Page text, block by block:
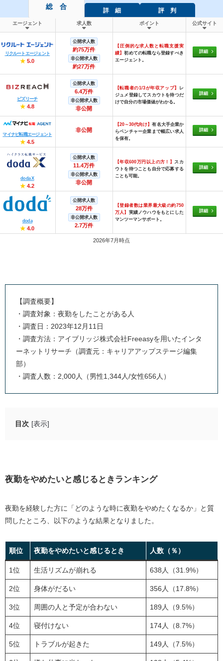
総 合 詳 細 評 判
エージェント 求人数 ポイント 公式サイト
リクルートエージェント
★ 5.0
公開求人数
約75万件
非公開求人数
約27万件
【圧倒的な求人数と転職支援実
績】初めての転職なら登録すべき
エージェント。
詳細
ビズリーチ
★ 4.8
公開求人数
6.4万件
非公開求人数
非公開
【転職者の1/3が年収アップ】
レ
ジュメ登録してスカウトを待つだ
けで自分の市場価値がわかる。
詳細
マイナビ転職エージェント
★ 4.5
非公開
【20～30代向け】有名大手企業か
らベンチャー企業まで幅広い求人
を保有。
詳細
doda X
★ 4.2
公開求人数
11.4万件
非公開求人数
非公開
【年収600万円以上の方！】 スカ
ウトを待つことも自分で応募する
ことも可能。
詳細
doda
★ 4.0
公開求人数
28万件
非公開求人数
2.7万件
【登録者数は業界最大級の約750
万人】 実績ノウハウをもとにした
マンツーマンサポート。
詳細
2026年7月時点
【調査概要】
・調査対象：夜勤をしたことがある人
・調査日：2023年12月11日
・調査方法：アイブリッジ株式会社Freeasyを用いたインタ
ーネットリサーチ（調査元：キャリアアップステージ編集
部）
・調査人数：2,000人（男性1,344人/女性656人）
目次 [表示]
「やめたい」と感じても夜勤を続ける理由ランキング
夜勤をやめたい場合の対処法
生活リズムを崩さないように睡眠をしっかりとる
友人や恋人と付き合い方を変える
思い切って転職する
夜勤をやめたい方は転職のプロに相談するのも手
リクルートエージェント｜全職種の方におすすめ
レバウェル看護｜夜勤をやめたい看護師さんにおす
すめ
夜勤をやめたいと感じるときランキング
夜勤を経験した方に「どのような時に夜勤をやめたくなるか」と質
問したところ、以下のような結果となりました。
順位 夜勤をやめたいと感じるとき 人数（％）
1位 生活リズムが崩れる 638人（31.9%）
2位 身体がだるい 356人（17.8%）
3位 周囲の人と予定が合わない 189人（9.5%）
4位 寝付けない 174人（8.7%）
5位 トラブルが起きた 149人（7.5%）